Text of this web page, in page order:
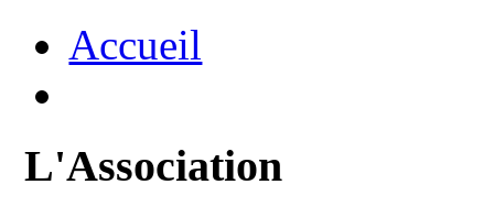
Accueil
L'Association